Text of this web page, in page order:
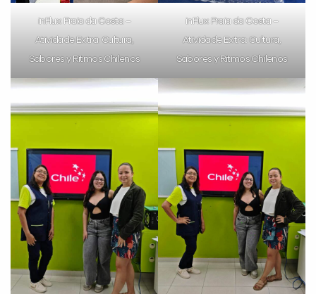
inFlux Praia da Costa –
Atividade Extra: Cultura,
Sabores y Ritmos Chilenos
inFlux Praia da Costa –
Atividade Extra: Cultura,
Sabores y Ritmos Chilenos